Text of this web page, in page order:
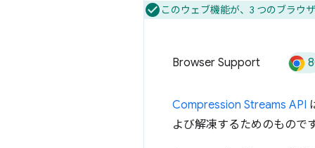
このウェブ機能が、3 つのブラウ
Browser Support
Compression Streams API
よび解凍するためのもので